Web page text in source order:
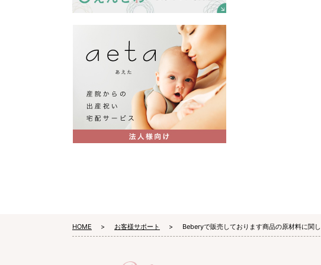
HOME お客様サポート Beberyで販売しております商品の原材料に関